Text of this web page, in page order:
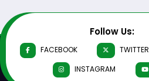
Follow Us:
FACEBOOK TWITTER
INSTAGRAM